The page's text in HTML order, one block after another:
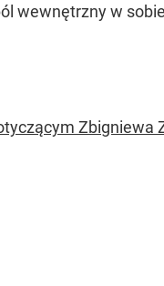
wewnętrzny w
Zbigniewa